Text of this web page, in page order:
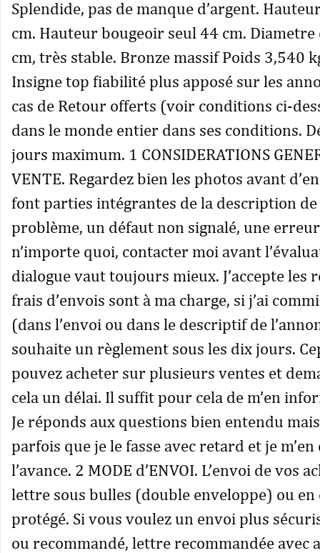
Splendide, pas de manque d’argent.
cm. Hauteur bougeoir seul 44 cm.
cm, très stable. Bronze massif Poids 3,540
Insigne top fiabilité plus apposé sur les
cas de Retour offerts (voir conditions ci-
dans le monde entier dans ses conditions.
jours maximum. 1 CONSIDERATIONS
VENTE. Regardez bien les photos avant
font parties intégrantes de la description de
problème, un défaut non signalé, une erreur
n’importe quoi, contacter moi avant
dialogue vaut toujours mieux. J’accepte les
frais d’envois sont à ma charge, si j’ai
(dans l’envoi ou dans le descriptif de
souhaite un règlement sous les dix jours.
pouvez acheter sur plusieurs ventes et
cela un délai. Il suffit pour cela de m’en
Je réponds aux questions bien entendu
parfois que je le fasse avec retard et je m’en
l’avance. 2 MODE d’ENVOI. L’envoi de vos
lettre sous bulles (double enveloppe) ou en
protégé. Si vous voulez un envoi plus
ou recommandé, lettre recommandée avec